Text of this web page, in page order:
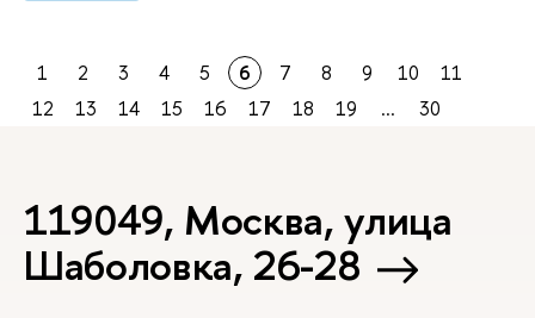
1 2 3 4 5 6 7 8 9 10
11
12
13 14 15 16 17 18 19 ... 30
119049, Москва, улица
Шаболовка, 26-28